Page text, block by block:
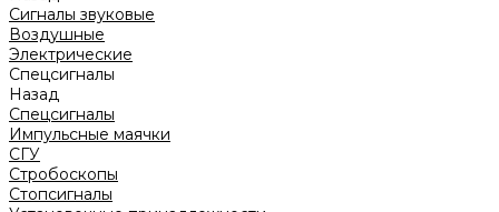
Сигналы звуковые
Воздушные
Электрические
Спецсигналы
Назад
Спецсигналы
Импульсные маячки
СГУ
Стробоскопы
Стопсигналы